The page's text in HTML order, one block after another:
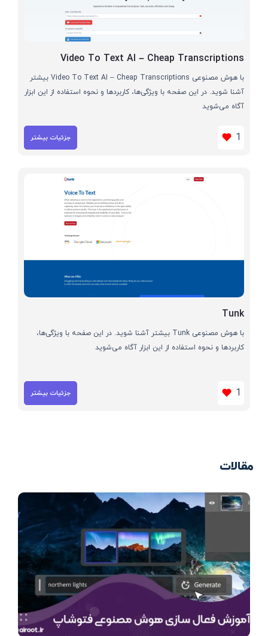
Video To Text AI – Cheap Transcriptions
با هوش مصنوعی Video To Text AI – Cheap Transcriptions بیشتر
آشنا شوید. در این صفحه با ویژگی‌ها، کاربردها و نحوه استفاده از این ابزار
آگاه می‌شوید
1 جزئیات بیشتر
Tunk
با هوش مصنوعی Tunk بیشتر آشنا شوید. در این صفحه با ویژگی‌ها،
کاربردها و نحوه استفاده از این ابزار آگاه می‌شوید
1 جزئیات بیشتر
مقالات